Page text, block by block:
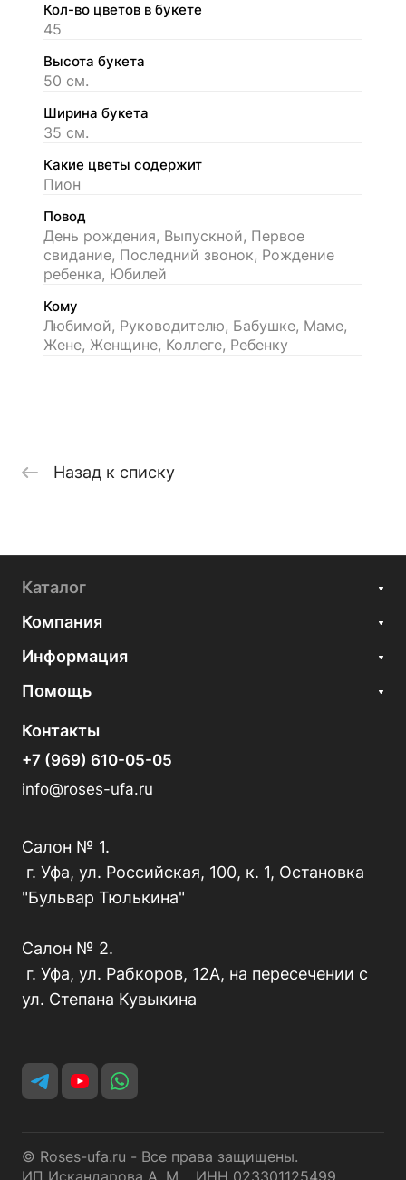
Кол-во цветов в букете
45
Высота букета
50 см.
Ширина букета
35 см.
Какие цветы содержит
Пион
Повод
День рождения, Выпускной, Первое
свидание, Последний звонок, Рождение
ребенка, Юбилей
Кому
Любимой, Руководителю, Бабушке, Маме,
Жене, Женщине, Коллеге, Ребенку
Назад к списку
Каталог
Компания
Информация
Помощь
Контакты
+7 (969) 610-05-05
info@roses-ufa.ru
Салон № 1.
г. Уфа, ул. Российская, 100, к. 1, Остановка
"Бульвар Тюлькина"
Салон № 2.
г. Уфа, ул. Рабкоров, 12А, на пересечении с
ул. Степана Кувыкина
© Roses-ufa.ru - Все права защищены.